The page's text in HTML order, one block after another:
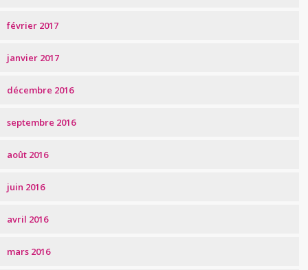
février 2017
janvier 2017
décembre 2016
septembre 2016
août 2016
juin 2016
avril 2016
mars 2016